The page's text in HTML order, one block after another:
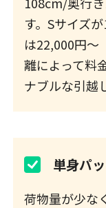
す。Sサイズ
は22,000円～
離によって料
ナブルな引越
単身パ
荷物量が少な